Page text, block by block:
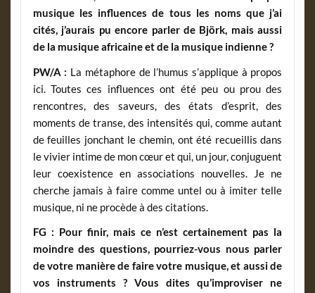
musique les influences de tous les noms que j’ai
cités, j’aurais pu encore parler de Björk, mais aussi
de la musique africaine et de la musique indienne ?
PW/A : La métaphore de l’humus s’applique à propos
ici. Toutes ces influences ont été peu ou prou des
rencontres, des saveurs, des états d’esprit, des
moments de transe, des intensités qui, comme autant
de feuilles jonchant le chemin, ont été recueillis dans
le vivier intime de mon cœur et qui, un jour, conjuguent
leur coexistence en associations nouvelles. Je ne
cherche jamais à faire comme untel ou à imiter telle
musique, ni ne procède à des citations.
FG : Pour finir, mais ce n’est certainement pas la
moindre des questions, pourriez-vous nous parler
de votre manière de faire votre musique, et aussi de
vos instruments ? Vous dites qu’improviser ne